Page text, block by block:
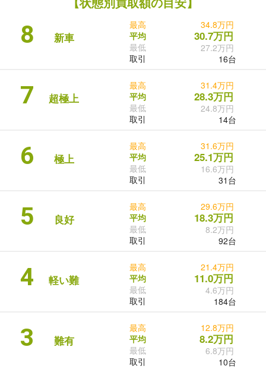
8 新車
最高
平均
最低
取引
34.8万円
30.7万円
27.2万円
16台
7 超極上
最高
平均
最低
取引
31.4万円
28.3万円
24.8万円
14台
6 極上
最高
平均
最低
取引
31.6万円
25.1万円
16.6万円
31台
5 良好
最高
平均
最低
取引
29.6万円
18.3万円
8.2万円
92台
4 軽い難
最高
平均
最低
取引
21.4万円
11.0万円
4.6万円
184台
3 難有
最高
平均
最低
取引
12.8万円
8.2万円
6.8万円
10台